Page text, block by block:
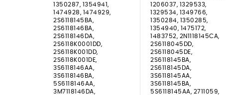
1350287, 1354941,
1474928, 1474929,
2S6118145BA,
2S6118146BA,
2S6118146DA,
2S6118K0001DD,
2S6118K001DD,
2S6118K001DE,
3S6118146AA,
3S6118146BA,
5S6118146AA,
3M7118146DA,
1206037, 1329533,
1329534, 1349766,
1350284, 1350285,
1354940, 1475172,
1483752, 2N1118145CA,
2S6118045DD,
2S6118045DE,
2S6118145BA,
2S6118145DA,
3S6118145AA,
3S6118145BA,
5S6118145AA, 2711059,